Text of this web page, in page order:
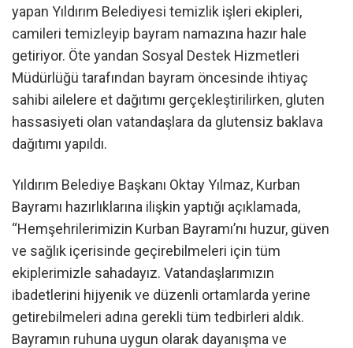
yapan Yıldırım Belediyesi temizlik işleri ekipleri,
camileri temizleyip bayram namazına hazır hale
getiriyor. Öte yandan Sosyal Destek Hizmetleri
Müdürlüğü tarafından bayram öncesinde ihtiyaç
sahibi ailelere et dağıtımı gerçekleştirilirken, gluten
hassasiyeti olan vatandaşlara da glutensiz baklava
dağıtımı yapıldı.
Yıldırım Belediye Başkanı Oktay Yılmaz, Kurban
Bayramı hazırlıklarına ilişkin yaptığı açıklamada,
“Hemşehrilerimizin Kurban Bayramı’nı huzur, güven
ve sağlık içerisinde geçirebilmeleri için tüm
ekiplerimizle sahadayız. Vatandaşlarımızın
ibadetlerini hijyenik ve düzenli ortamlarda yerine
getirebilmeleri adına gerekli tüm tedbirleri aldık.
Bayramın ruhuna uygun olarak dayanışma ve